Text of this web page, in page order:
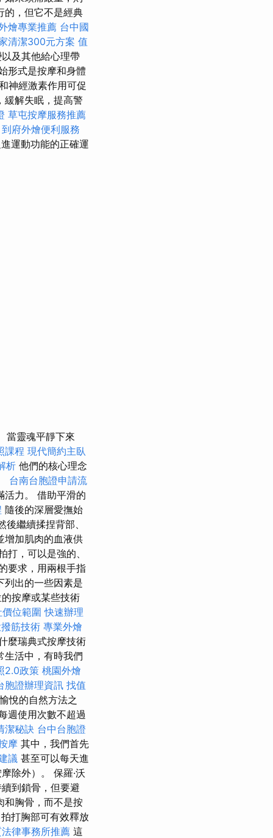
，但它不是經典
燴專業推薦 台中國
清潔300元方案 值
及其他給心理帶
形式是按摩和身體
神經激素作用可促
解失眠，提高警
草屯按摩服務推薦
到府外燴便利服務
運動功能的正確運
當靈魂平靜下來
課程 現代簡約主臥
析 他們的核心理念
台南台胞證申請流
活力。 借助平滑的
隨後的深層愛撫始
後繼續揉捏背部、
增加肌肉的血液供
，可以是強的、
要求，用兩根手指
列出的一些因素是
按摩或某些技術
位範圍 快速辦理
筋技術 專業外燴
麼瑞典式按摩技術
活中，有時我們
2.0政策 桃園外燴
胞證辦理資訊 找值
悅的自然方法之
週使用次數不超過
潔秘訣 台中台胞證
摩 其中，我們首先
議 甚至可以每天進
除外）。 保羅·沃
到鎖骨，但要避
和胸骨，而不是按
打胸部可有效釋放
律事務所推薦 這